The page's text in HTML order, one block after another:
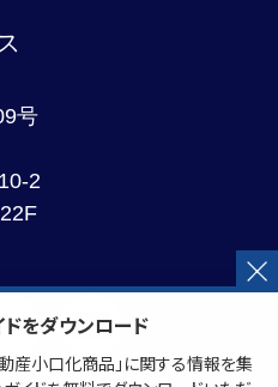
をダウンロード
産小口化商品」に関する情報を集
号
10-2